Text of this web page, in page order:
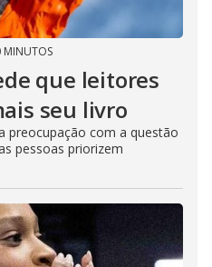
MINUTOS
que leitores
seu livro
preocupação com a questão
pessoas priorizem